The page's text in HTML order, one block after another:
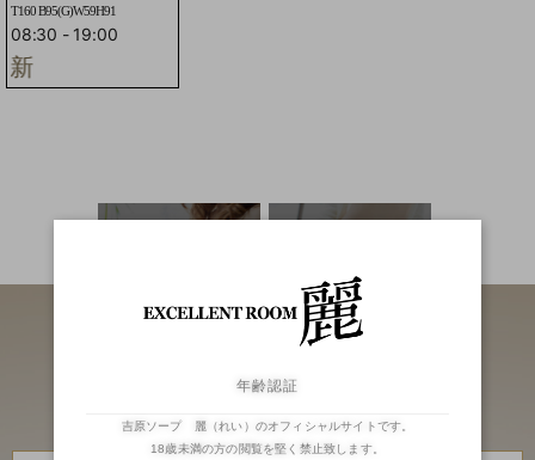
T160 B95(G)W59H91
08:30 - 19:00
年齢認証
吉原ソープ 麗（れい）のオフィシャルサイトです。
18歳未満の方の閲覧を堅く禁止致します。